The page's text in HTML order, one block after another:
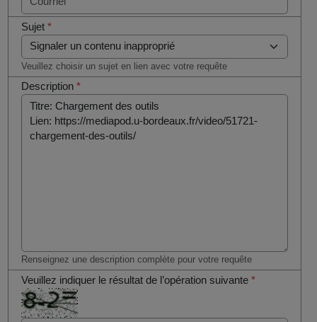
Sujet*
Veuillez choisir un sujet en lien avec votre requête
Description*
Renseignez une description complète pour votre requête
Veuillez indiquer le résultat de l’opération suivante*